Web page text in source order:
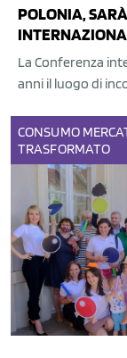
POLONIA,
La Conferenza
anni il luogo di
CONSUMO
TRASFORMATO